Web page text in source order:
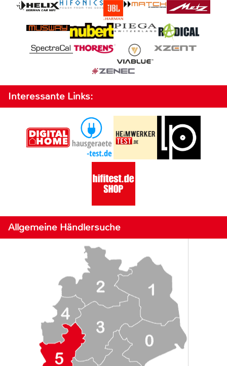
Interessante Links:
Allgemeine Händlersuche